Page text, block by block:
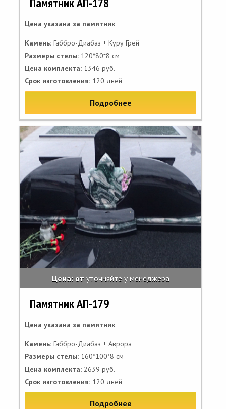
Цена указана за памятник
Камень: Габбро-Диабаз + Куру Грей
Размеры стелы: 120*80*8 см
Цена комплекта: 1346 руб.
Срок изготовления: 120 дней
Подробнее
Цена: от уточняйте у менеджера
Памятник АП-179
Цена указана за памятник
Камень: Габбро-Диабаз + Аврора
Размеры стелы: 160*100*8 см
Цена комплекта: 2639 руб.
Срок изготовления: 120 дней
Подробнее